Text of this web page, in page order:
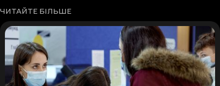
ЧИТАЙТЕ БІЛЬШЕ